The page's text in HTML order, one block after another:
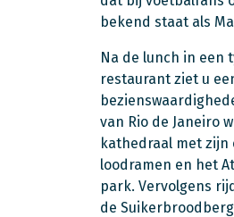
bekend staat als
Na de lunch in een
restaurant ziet u
van Rio de Janeiro
kathedraal met
loodramen en het
park. Vervolgens
de